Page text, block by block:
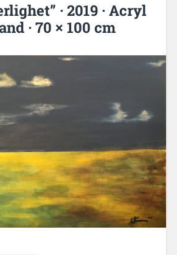
· 2019 · Acryl
· 70 × 100 cm